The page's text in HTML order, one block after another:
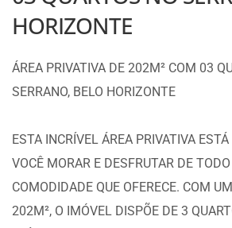
HORIZONTE
ÁREA PRIVATIVA DE 202M² COM 03
SERRANO, BELO HORIZONTE
ESTA INCRÍVEL ÁREA PRIVATIVA
VOCÊ MORAR E DESFRUTAR DE
COMODIDADE QUE OFERECE. COM
202M², O IMÓVEL DISPÕE DE 3